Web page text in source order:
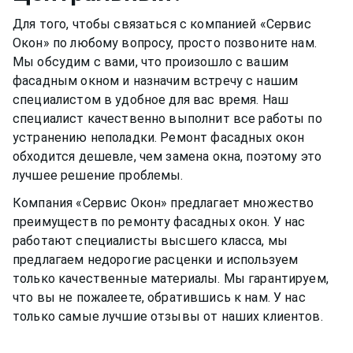
Для того, чтобы связаться с компанией «Сервис
Окон» по любому вопросу, просто позвоните нам.
Мы обсудим с вами, что произошло с вашим
фасадным окном и назначим встречу с нашим
специалистом в удобное для вас время. Наш
специалист качественно выполнит все работы по
устранению неполадки. Ремонтфасадных окон
обходится дешевле, чем замена окна, поэтому это
лучшее решение проблемы.
Компания «Сервис Окон» предлагает множество
преимуществ по ремонту фасадных окон. У нас
работают специалисты высшего класса, мы
предлагаем недорогие расценки и используем
только качественные материалы. Мы гарантируем,
что вы не пожалеете, обратившись к нам. У нас
только самые лучшие отзывы от наших клиентов.